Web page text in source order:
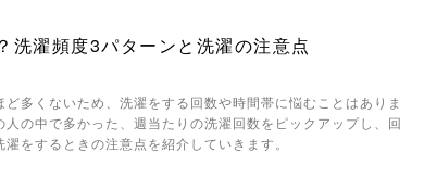
洗濯頻度3パターンと洗濯の注意点
多くないため、洗濯をする回数や時間帯に悩むことはありま
の中で多かった、週当たりの洗濯回数をピックアップし、回
をするときの注意点を紹介していきます。